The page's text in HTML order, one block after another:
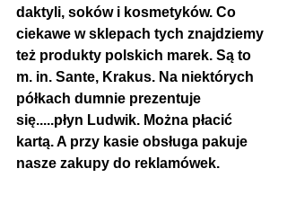
daktyli, soków i kosmetyków. Co
ciekawe w sklepach tych znajdziemy
też produkty polskich marek. Są to
m. in. Sante, Krakus. Na niektórych
półkach dumnie prezentuje
się.....płyn Ludwik. Można płacić
kartą. A przy kasie obsługa pakuje
nasze zakupy do reklamówek.